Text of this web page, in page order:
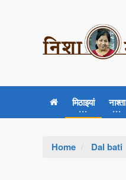
मिठाइयां नाश्ता
Home Dal bati